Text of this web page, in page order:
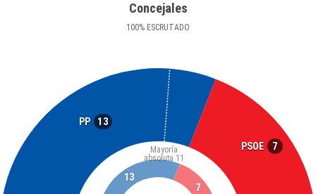
Concejales
100% ESCRUTADO
PP 13
PSOE 7
Mayoría
absoluta 11
13
7